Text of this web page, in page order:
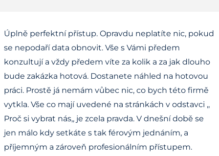
Úplně perfektní přístup. Opravdu neplatíte nic, pokud
se nepodaří data obnovit. Vše s Vámi předem
konzultují a vždy předem víte za kolik a za jak dlouho
bude zakázka hotová. Dostanete náhled na hotovou
práci. Prostě já nemám vůbec nic, co bych této firmě
vytkla. Vše co mají uvedené na stránkách v odstavci ,,
Proč si vybrat nás,, je zcela pravda. V dnešní době se
jen málo kdy setkáte s tak férovým jednáním, a
příjemným a zároveň profesionálním přístupem.